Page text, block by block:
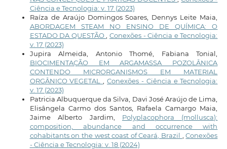
Ciência e Tecnologia: v. 17 (2023)
Raíza de Araújo Domingos Soares, Dennys Leite Maia,
ABORDAGEM STEAM NO ENSINO DE QUÍMICA: O
ESTADO DA QUESTÃO
Conexões - Ciência e Tecnologia:
v. 17 (2023)
Jupira Almeida, Antonio Thomé, Fabiana Tonial,
BIOCIMENTAÇÃO EM ARGAMASSA POZOLÂNICA
CONTENDO MICRORGANISMOS EM MATERIAL
ORGÂNICO VEGETAL
,Conexões - Ciência e Tecnologia:
v. 17 (2023)
Patricia Albuquerque da Silva, Davi José Araújo de Lima,
Elisângela Carmo dos Santos, Rafaela Camargo Maia,
Jaime Alberto Jardim, Polyplacophora (mollusca):
composition, abundance and occurrence with
cohabitants on the west coast of Ceará, Brazil
,Conexões
- Ciência e Tecnologia: v. 18 (2024)